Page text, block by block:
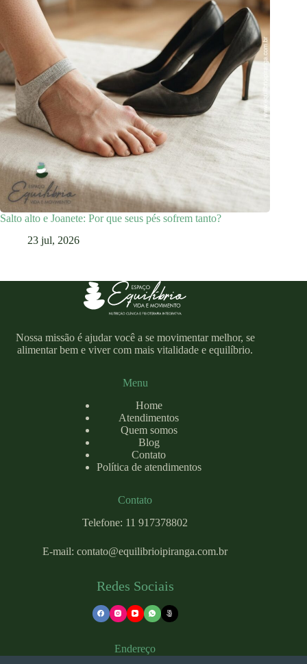
Salto alto e Joanete: Por que seus pés sofrem tanto?
23 jul, 2026
Nossa missão é ajudar você a se movimentar melhor, se
alimentar bem e viver com mais vitalidade e equilíbrio.
Menu
Home
Atendimentos
Quem somos
Blog
Contato
Política de atendimentos
Contato
Telefone: 11 917378802
E-mail:contato@equilibrioipiranga.com.br
Redes Sociais
Endereço